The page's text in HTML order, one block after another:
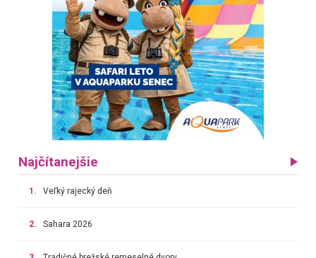
Najčítanejšie
1. Veľký rajecký deň
2. Sahara 2026